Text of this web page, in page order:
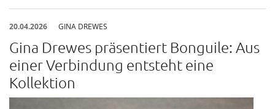
Gina Drewes
Nina Peter
Spanische Hofreitschule
20.04.2026 GINA DREWES
Gina Drewes präsentiert Bonguile: Aus
einer Verbindung entsteht eine
Kollektion